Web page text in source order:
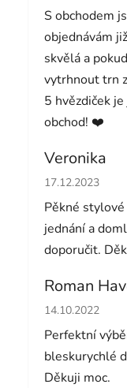
S obchodem
objednávám
skvělá a
vytrhnout trn
5 hvězdiček
obchod! ❤️
Veronika
Hodnocení
17.12.2023
Pěkné
jednání a
doporučit.
Roman
Hodnocení
14.10.2022
Perfektní
bleskurychlé
Děkuji moc.